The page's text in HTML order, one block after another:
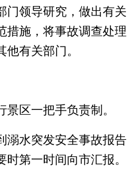
门领导研究，做出有关
措施，将事故调查处理
有关部门。
区一把手负责制。
水突发安全事故报告
第一时间向市汇报。